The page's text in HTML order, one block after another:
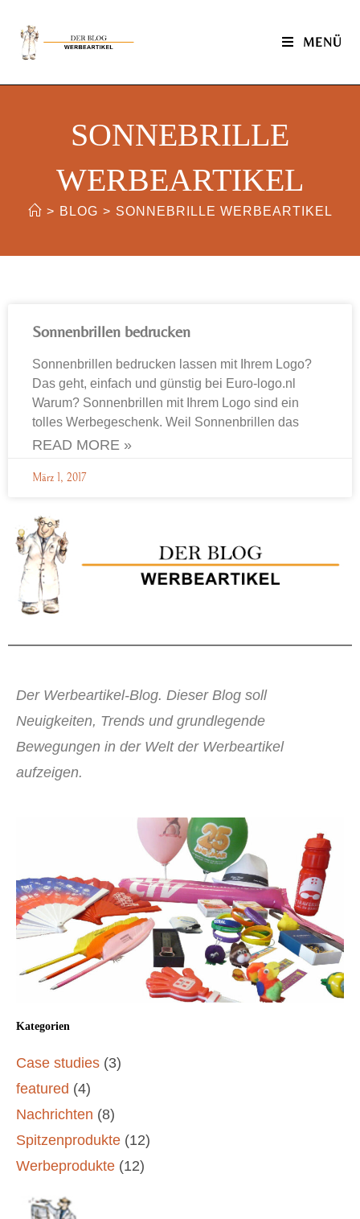
MENÜ
SONNEBRILLE
WERBEARTIKEL
> BLOG > SONNEBRILLE WERBEARTIKEL
Sonnenbrillen bedrucken
Sonnenbrillen bedrucken lassen mit Ihrem Logo?
Das geht, einfach und günstig bei Euro-logo.nl
Warum? Sonnenbrillen mit Ihrem Logo sind ein
tolles Werbegeschenk. Weil Sonnenbrillen das
READ MORE »
März 1, 2017
Der Werbeartikel-Blog. Dieser Blog soll
Neuigkeiten, Trends und grundlegende
Bewegungen in der Welt der Werbeartikel
aufzeigen.
Kategorien
Case studies (3)
featured (4)
Nachrichten (8)
Spitzenprodukte (12)
Werbeprodukte (12)